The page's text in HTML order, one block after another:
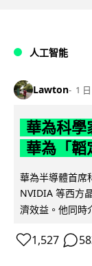
人工智能
Lawton 1 日
華為科學
華為「韜
華為半導體首席
NVIDIA 等西方
濟效益。他同時
1,527